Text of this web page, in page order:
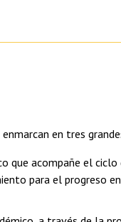
en tres
acompañe el ciclo
para el progreso